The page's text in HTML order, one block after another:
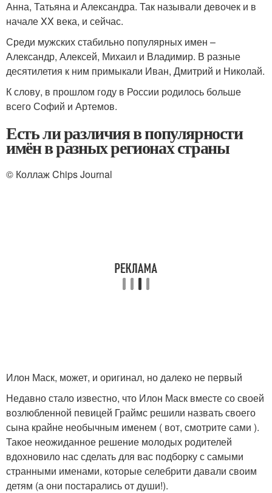
Анна, Татьяна и Александра. Так называли девочек и в
начале XX века, и сейчас.
Среди мужских стабильно популярных имен –
Александр, Алексей, Михаил и Владимир. В разные
десятилетия к ним примыкали Иван, Дмитрий и Николай.
К слову, в прошлом году в России родилось больше
всего Софий и Артемов.
Есть ли различия в популярности
имён в разных регионах страны
© Коллаж Chips Journal
Илон Маск, может, и оригинал, но далеко не первый
Недавно стало известно, что Илон Маск вместе со своей
возлюбленной певицей Граймс решили назвать своего
сына крайне необычным именем ( вот, смотрите сами ).
Такое неожиданное решение молодых родителей
вдохновило нас сделать для вас подборку с самыми
странными именами, которые селебрити давали своим
детям (а они постарались от души!).